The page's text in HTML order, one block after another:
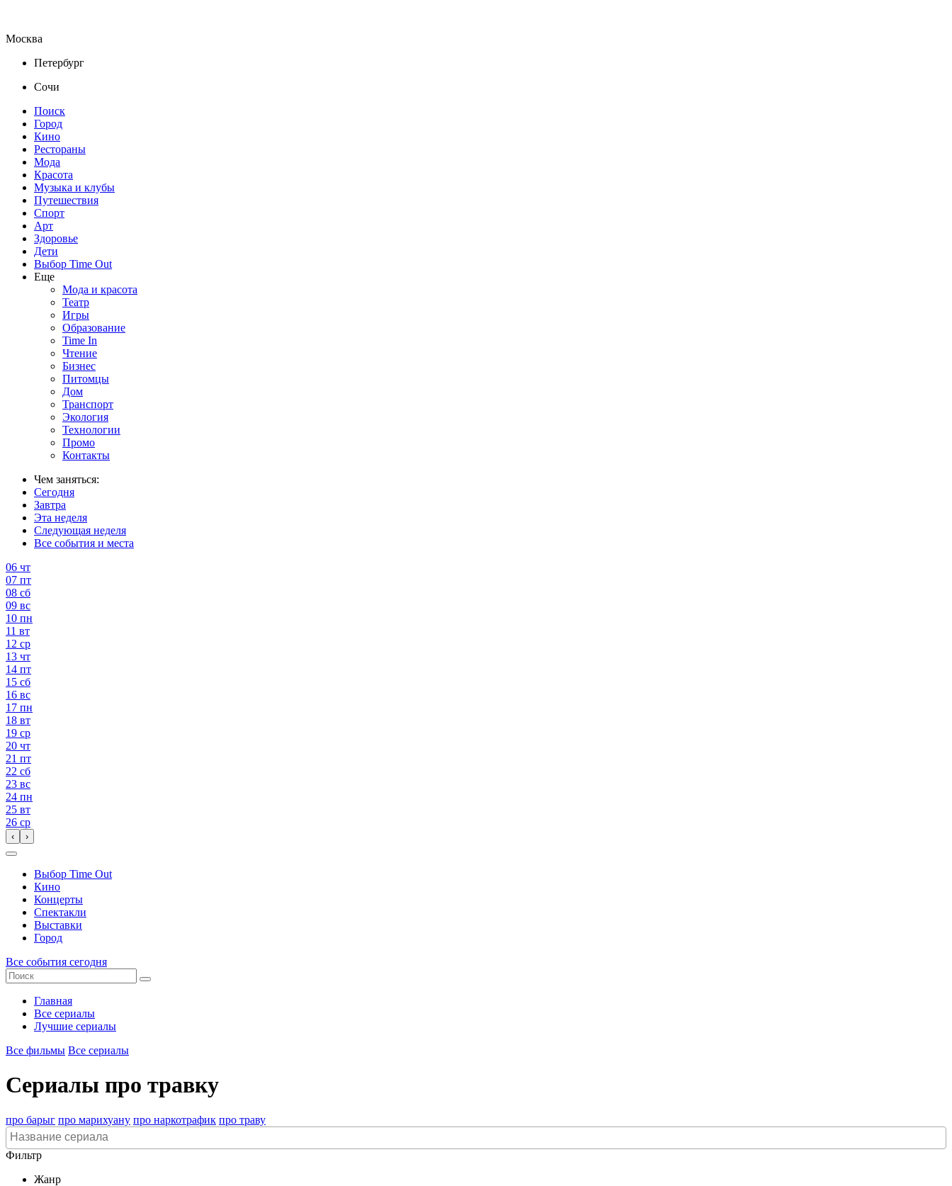
Москва
Петербург
Сочи
Поиск
Город
Кино
Рестораны
Мода
Красота
Музыка и клубы
Путешествия
Спорт
Арт
Здоровье
Дети
Выбор Time Out
Еще
Мода и красота
Театр
Игры
Образование
Time In
Чтение
Бизнес
Питомцы
Дом
Транспорт
Экология
Технологии
Промо
Контакты
Чем заняться:
Сегодня
Завтра
Эта неделя
Следующая неделя
Все события и места
06 чт
07 пт
08 сб
09 вс
10 пн
11 вт
12 ср
13 чт
14 пт
15 сб
16 вс
17 пн
18 вт
19 ср
20 чт
21 пт
22 сб
23 вс
24 пн
25 вт
26 ср
‹ ›
Выбор Time Out
Кино
Концерты
Спектакли
Выставки
Город
Все события сегодня
Главная
Все сериалы
Лучшие сериалы
Все фильмы Все сериалы
Сериалы про травку
про барыг про марихуану про наркотрафик про траву
Фильтр
Жанр